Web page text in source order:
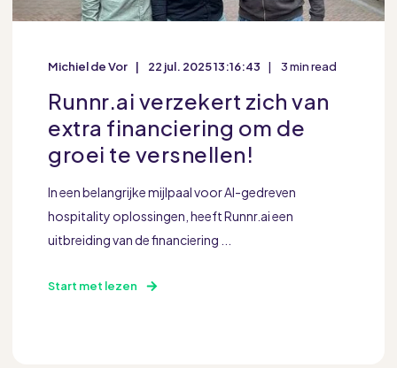
Michiel de Vor 22 jul. 2025 13:16:43 3 min read
Runnr.ai verzekert zich van
extra financiering om de
groei te versnellen!
In een belangrijke mijlpaal voor AI-gedreven
hospitality oplossingen, heeft Runnr.ai een
uitbreiding van de financiering ...
Start met lezen